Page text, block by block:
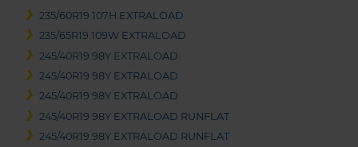
235/60R19 107H EXTRALOAD
235/65R19 109W EXTRALOAD
245/40R19 98Y EXTRALOAD
245/40R19 98Y EXTRALOAD
245/40R19 98Y EXTRALOAD
245/40R19 98Y EXTRALOAD RUNFLAT
245/40R19 98Y EXTRALOAD RUNFLAT